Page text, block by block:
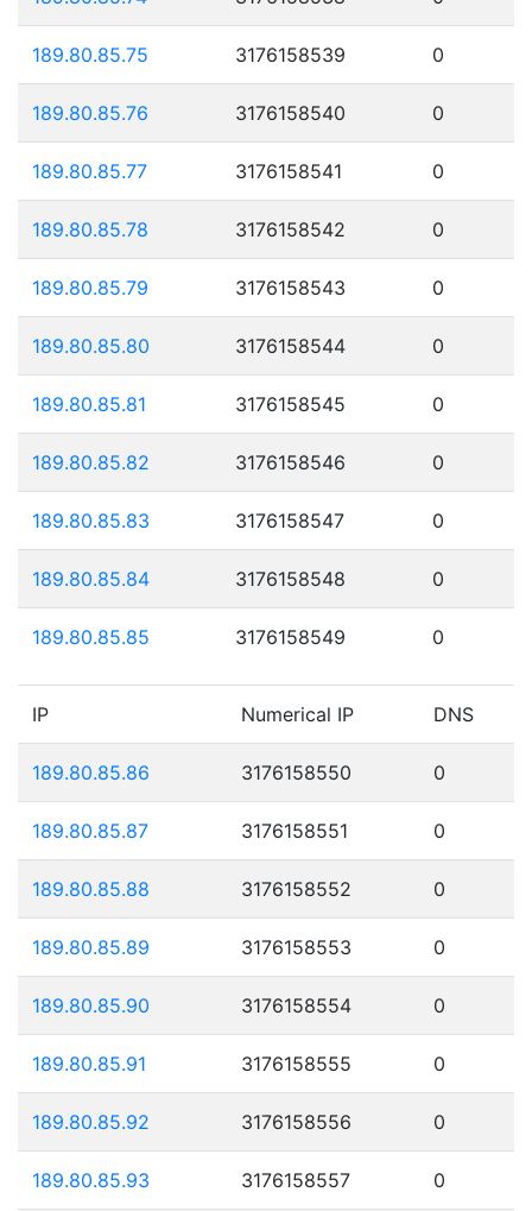
189.80.85.75 3176158539 0
189.80.85.76 3176158540 0
189.80.85.77 3176158541 0
189.80.85.78 3176158542 0
189.80.85.79 3176158543 0
189.80.85.80 3176158544 0
189.80.85.81 3176158545 0
189.80.85.82 3176158546 0
189.80.85.83 3176158547 0
189.80.85.84 3176158548 0
189.80.85.85 3176158549 0
IP Numerical IP DNS
189.80.85.86 3176158550 0
189.80.85.87 3176158551 0
189.80.85.88 3176158552 0
189.80.85.89 3176158553 0
189.80.85.90 3176158554 0
189.80.85.91 3176158555 0
189.80.85.92 3176158556 0
189.80.85.93 3176158557 0